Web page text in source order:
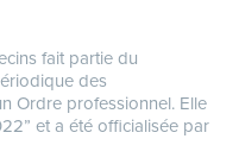
fait partie du
des
Ordre professionnel. Elle
et a été officialisée par